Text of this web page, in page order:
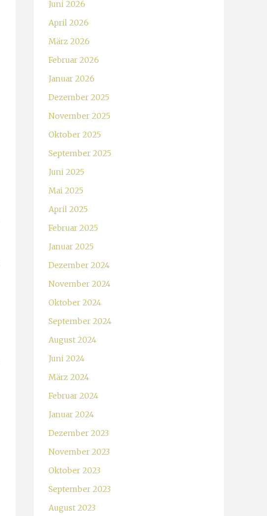
Juni 2026
April 2026
März 2026
Februar 2026
Januar 2026
Dezember 2025
November 2025
Oktober 2025
September 2025
Juni 2025
Mai 2025
April 2025
Februar 2025
Januar 2025
Dezember 2024
November 2024
Oktober 2024
September 2024
August 2024
Juni 2024
März 2024
Februar 2024
Januar 2024
Dezember 2023
November 2023
Oktober 2023
September 2023
August 2023